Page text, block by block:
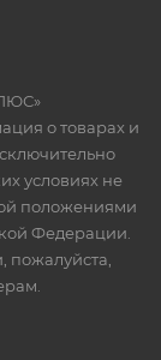
о товарах и
условиях не
положениями
Федерации.